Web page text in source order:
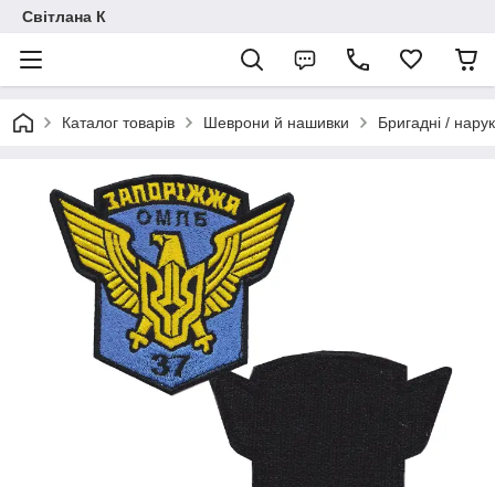
Світлана К
Каталог товарів Шеврони й нашивки Бригадні /